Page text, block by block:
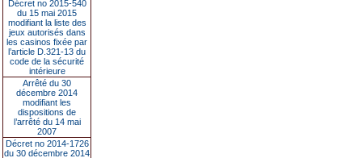
Décret no 2015-540
du 15 mai 2015
modifiant la liste des
jeux autorisés dans
les casinos fixée par
l’article D.321-13 du
code de la sécurité
intérieure
Arrêté du 30
décembre 2014
modifiant les
dispositions de
l’arrêté du 14 mai
2007
Décret no 2014-1726
du 30 décembre 2014